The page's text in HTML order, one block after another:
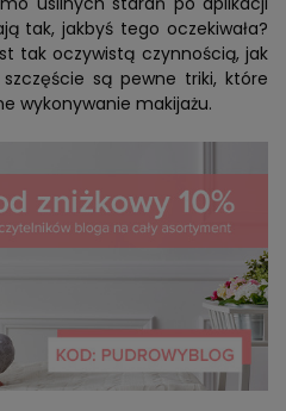
tak, jakbyś tego oczekiwała?
tak oczywistą czynnością, jak
są pewne triki, które
wykonywanie makijażu.